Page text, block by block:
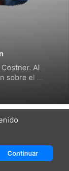
Al
sobre el
oculta
Continuar